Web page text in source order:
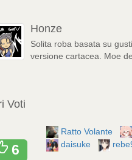
Honze
Solita roba basata su
versione cartacea. Moe
Voti
6
Ratto Volante
daisuke